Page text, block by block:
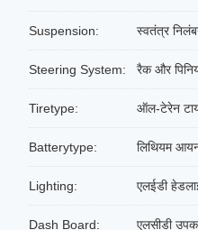
Suspension: स्वतंत्र
Steering System: रैक और
Tiretype: ऑल-टेरेन
Batterytype: लिथियम
Lighting: एलईडी
Dash Board: एलसीडी